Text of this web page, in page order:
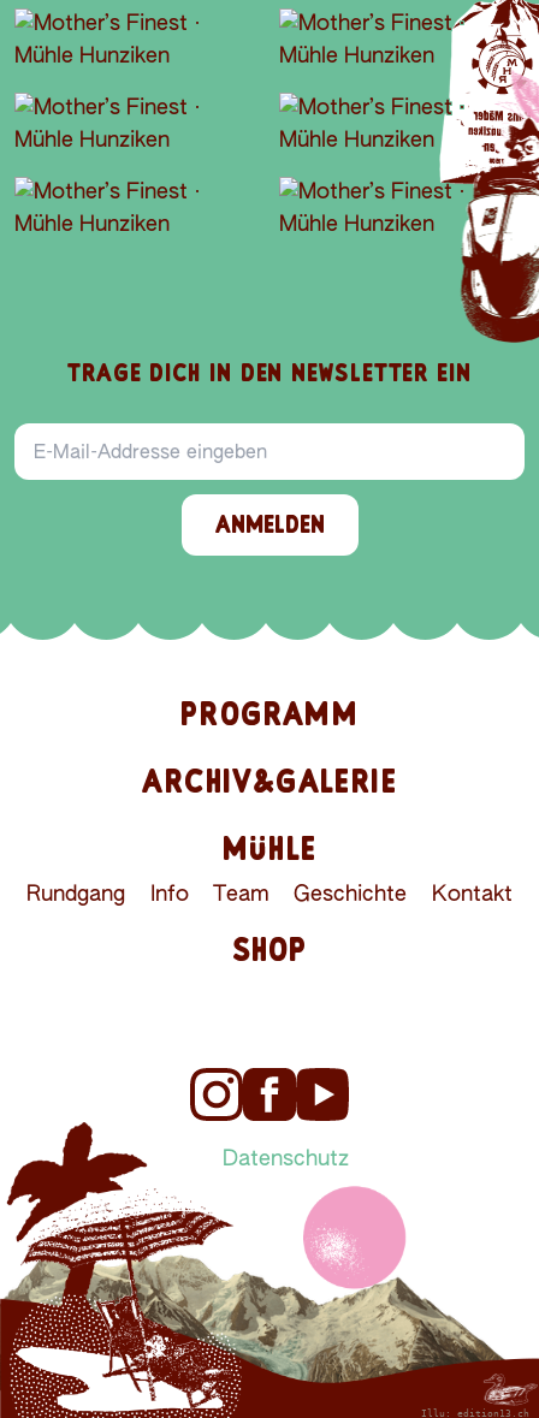
TRAGE DICH IN DEN NEWSLETTER EIN
E-Mail-Addresse
ANMELDEN
PROGRAMM
ARCHIV&GALERIE
MÜHLE
Rundgang Info Team Geschichte Kontakt
SHOP
Datenschutz
Illu: edition13.ch